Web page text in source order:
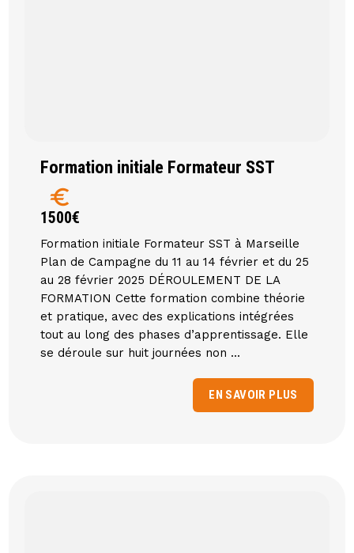
Formation initiale Formateur SST
euro
1500€
Formation initiale Formateur SST à Marseille
Plan de Campagne du 11 au 14 février et du 25
au 28 février 2025 DÉROULEMENT DE LA
FORMATION Cette formation combine théorie
et pratique, avec des explications intégrées
tout au long des phases d’apprentissage. Elle
se déroule sur huit journées non ...
EN SAVOIR PLUS